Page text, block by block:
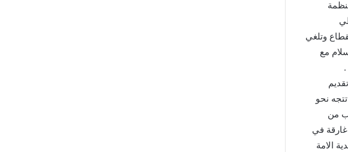
والقطاع وتلغي
مع
.
نحو
من
في
الامة